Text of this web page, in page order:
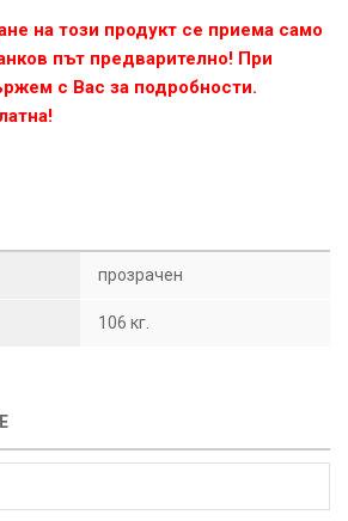
на този продукт се приема само
път предварително! При
с Вас за подробности.
прозрачен
106 кг.